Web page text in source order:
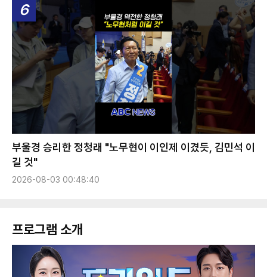
6
부울경 승리한 정청래 "노무현이 이인제 이겼듯, 김민석 이
길 것"
2026-08-03 00:48:40
프로그램 소개